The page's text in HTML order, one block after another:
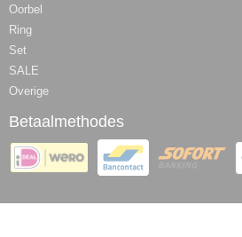
Oorbel
Ring
Set
SALE
Overige
Betaalmethodes